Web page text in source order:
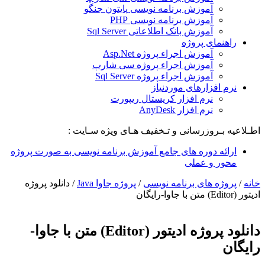
آموزش برنامه نویسی پایتون جنگو
آموزش برنامه نویسی PHP
آموزش بانک اطلاعاتی Sql Server
راهنمای پروژه
آموزش اجراء پروژه Asp.Net
آموزش اجراء پروژه سی شارپ
آموزش اجراء پروژه Sql Server
نرم افزارهای موردنیاز
نرم افزار کریستال ریپورت
نرم افزار AnyDesk
اطـلاعیه بـروزرسانی و تـخفیف هـای ویژه سـایت :
ارائه دوره های جامع آموزش برنامه نویسی به صورت پروژه
محور و عملی
خانه / پروژه های برنامه نویسی / پروژه جاوا Java / دانلود پروژه
ادیتور (Editor) متن با جاوا-رایگان
دانلود پروژه ادیتور (Editor) متن با جاوا-
رایگان